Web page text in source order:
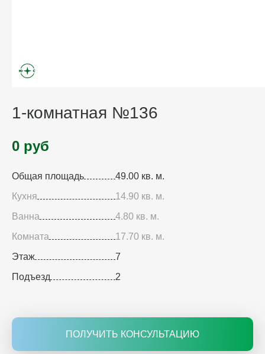
1-комнатная №136
0 руб
Общая площадь
49.00 кв. м.
Кухня
14.90 кв. м.
Ванна
4.80 кв. м.
Комната
17.70 кв. м.
Этаж
7
Подъезд
2
ПОЛУЧИТЬ КОНСУЛЬТАЦИЮ